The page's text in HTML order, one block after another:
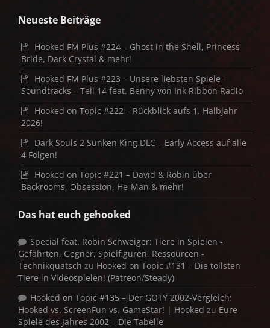
Neueste Beiträge
Hooked FM Plus #224 – Ghost in the Shell, Princess
Bride, Dark Crystal & mehr!
Hooked FM Plus #223 – Unsere liebsten Spiele-
Soundtracks – Teil 14 feat. Benny von Ink Ribbon Radio
Hooked on Topic #222 – Rückblick aufs 1. Halbjahr
2026!
Dark Souls 2 Sunken King DLC – Early Access auf alle
4 Folgen!
Hooked on Topic #221 – David & Robin über
Backrooms, Obsession, He-Man & mehr!
Das hat euch gehooked
Special feat. Robin Schweiger: Tiere in Spielen -
Gefährten, Gegner, Spielfiguren, Ressourcen -
Technikquatsch zu Hooked on Topic #131 – Die tollsten
Tiere in Videospielen! (Patreon/Steady)
Hooked on Topic #135 – Der GOTY 2002-Vergleich:
Hooked vs. ScreenFun vs. GameStar! | Hooked zu Eure
Spiele des Jahres 2002 – Die Tabelle